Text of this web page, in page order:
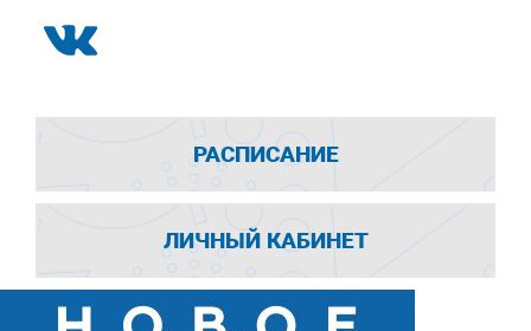
РАСПИСАНИЕ
ЛИЧНЫЙ КАБИНЕТ